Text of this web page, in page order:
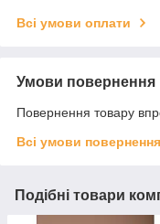
Всі умови оплати
Умови повернення
Повернення товару
Всі умови повернення
Подібні товари